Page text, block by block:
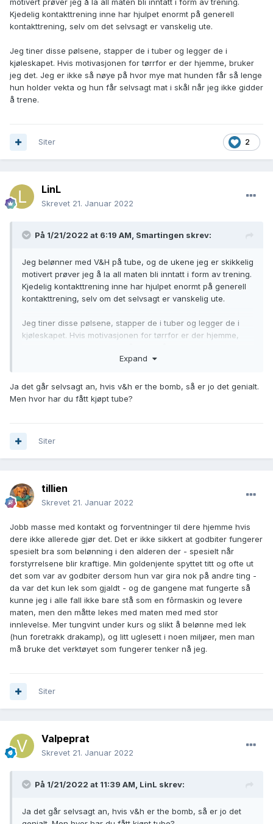
motivert prøver jeg å la all maten bli inntatt i form av trening.
Kjedelig kontakttrening inne har hjulpet enormt på generell
kontakttrening, selv om det selvsagt er vanskelig ute.
Jeg tiner disse pølsene, stapper de i tuber og legger de i
kjøleskapet. Hvis motivasjonen for tørrfor er der hjemme, bruker
jeg det. Jeg er ikke så nøye på hvor mye mat hunden får så lenge
hun holder vekta og hun får selvsagt mat i skål når jeg ikke gidder
å trene.
2
Siter
LinL
Skrevet 21. Januar 2022
På 1/21/2022 at 6:19 AM, Smartingen skrev:
Jeg belønner med V&H på tube, og de ukene jeg er skikkelig
motivert prøver jeg å la all maten bli inntatt i form av trening.
Kjedelig kontakttrening inne har hjulpet enormt på generell
kontakttrening, selv om det selvsagt er vanskelig ute.
Jeg tiner disse pølsene, stapper de i tuber og legger de i
kjøleskapet. Hvis motivasjonen for tørrfor er der hjemme,
får så lenge hun holder vekta og hun får selvsagt mat i skål
Expand
Ja det går selvsagt an, hvis v&h er the bomb, så er jo det genialt.
Men hvor har du fått kjøpt tube?
Siter
tillien
Skrevet 21. Januar 2022
Jobb masse med kontakt og forventninger til dere hjemme hvis
dere ikke allerede gjør det. Det er ikke sikkert at godbiter fungerer
spesielt bra som belønning i den alderen der - spesielt når
forstyrrelsene blir kraftige. Min goldenjente spyttet titt og ofte ut
det som var av godbiter dersom hun var gira nok på andre ting -
da var det kun lek som gjaldt - og de gangene mat fungerte så
kunne jeg i alle fall ikke bare stå som en fôrmaskin og levere
maten, men den måtte lekes med maten med med stor
innlevelse. Mer tungvint under kurs og slikt å belønne med lek
(hun foretrakk drakamp), og litt uglesett i noen miljøer, men man
må bruke det verktøyet som fungerer tenker nå jeg.
Siter
Valpeprat
Skrevet 21. Januar 2022
På 1/21/2022 at 11:39 AM, LinL skrev:
Ja det går selvsagt an, hvis v&h er the bomb, så er jo det